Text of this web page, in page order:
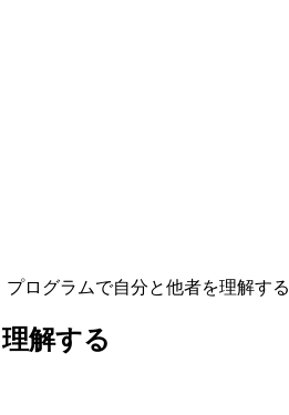
プログラムで自分と他者を理解する
解する